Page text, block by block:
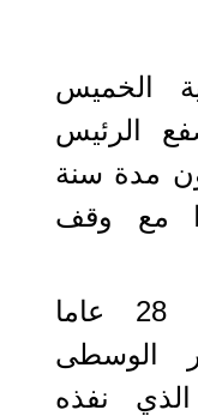
الخميس
الرئيس
مدة سنة
14 شهرا مع وقف
وداميان تاريل البالغ 28 عاما
الوسطى
نفذه